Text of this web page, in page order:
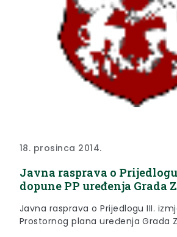
18. prosinca 2014.
Javna rasprava o
dopune PP uređenja Grada
Javna rasprava o Prijedlogu III.
Prostornog plana uređenja Grada